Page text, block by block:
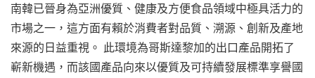
南韓已晉身為亞洲優質、健康及方便食品領域中極具活力的
市場之一，這方面有賴於消費者對品質、溯源、創新及產地
來源的日益重視。 此環境為哥斯達黎加的出口產品開拓了
嶄新機遇，而該國產品向來以優質及可持續發展標準享譽國